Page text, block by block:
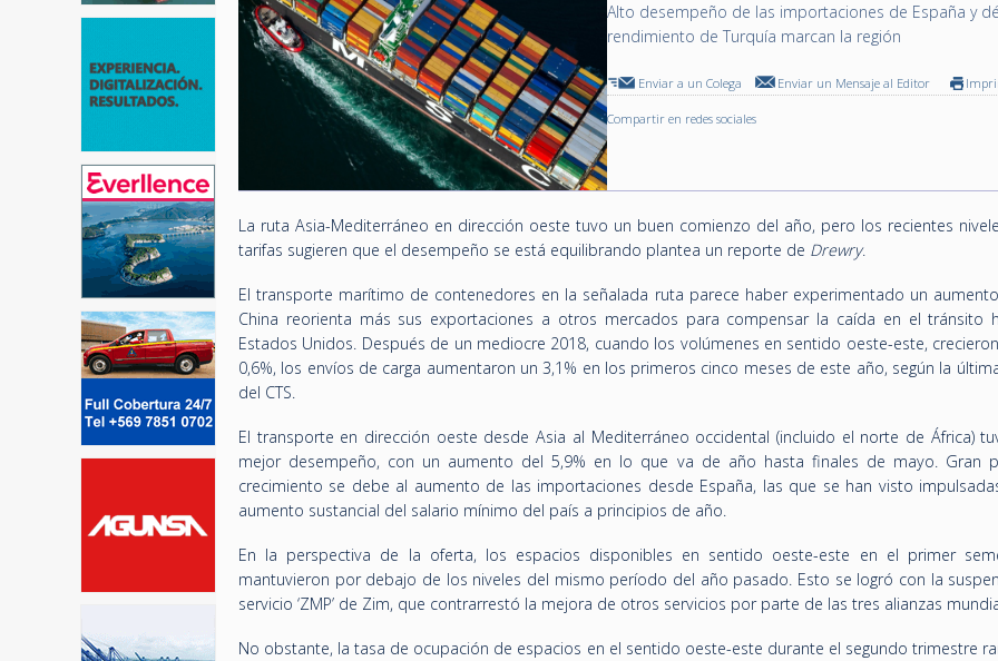
Alto desempeño de las importaciones de España y
rendimiento de Turquía marcan la región
Enviar a un Colega Enviar un Mensaje al Editor
Compartir en redes sociales
La ruta Asia-Mediterráneo en dirección oeste tuvo un buen comienzo del año, pero los recientes
tarifas sugieren que el desempeño se está equilibrando plantea un reporte de Drewry.
El transporte marítimo de contenedores en la señalada ruta parece haber experimentado un
China reorienta más sus exportaciones a otros mercados para compensar la caída en el tránsito
Estados Unidos. Después de un mediocre 2018, cuando los volúmenes en sentido oeste-este,
0,6%, los envíos de carga aumentaron un 3,1% en los primeros cinco meses de este año, según la
del CTS.
El transporte en dirección oeste desde Asia al Mediterráneo occidental (incluido el norte de África)
mejor desempeño, con un aumento del 5,9% en lo que va de año hasta finales de mayo. Gran
crecimiento se debe al aumento de las importaciones desde España, las que se han visto
aumento sustancial del salario mínimo del país a principios de año.
En la perspectiva de la oferta, los espacios disponibles en sentido oeste-este en el primer
mantuvieron por debajo de los niveles del mismo período del año pasado. Esto se logró con la
servicio ‘ZMP’ de Zim, que contrarrestó la mejora de otros servicios por parte de las tres alianzas
No obstante, la tasa de ocupación de espacios en el sentido oeste-este durante el segundo trimestre